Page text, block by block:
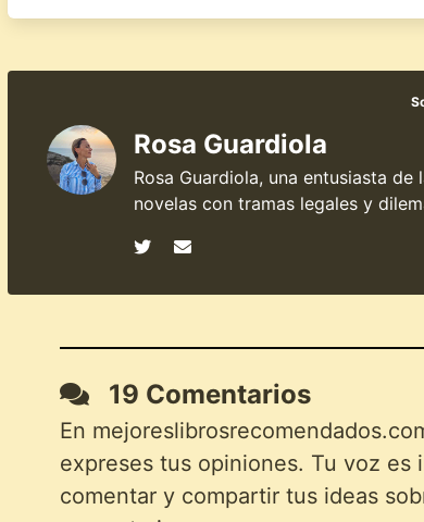
Rosa Guardiola
Rosa Guardiola, una entusiasta
novelas con tramas legales y
19 Comentarios
En
expreses tus opiniones. Tu voz
comentar y compartir tus ideas